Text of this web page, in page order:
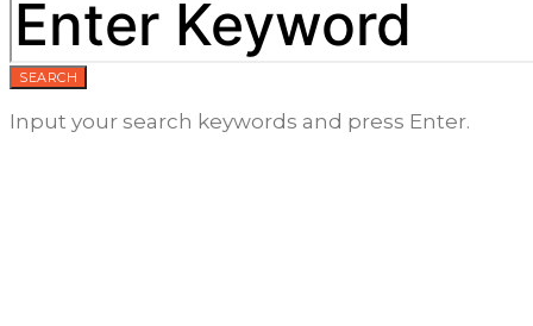
SEARCH
Input your search keywords and press Enter.